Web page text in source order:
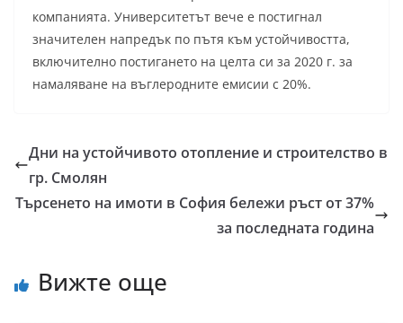
компанията. Университетът вече е постигнал
значителен напредък по пътя към устойчивостта,
включително постигането на целта си за 2020 г. за
намаляване на въглеродните емисии с 20%.
Дни на устойчивото отопление и строителство в
гр. Смолян
Търсенето на имоти в София бележи ръст от 37%
за последната година
Вижте още